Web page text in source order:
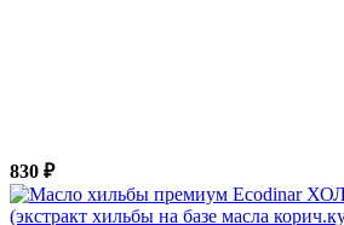
830 ₽